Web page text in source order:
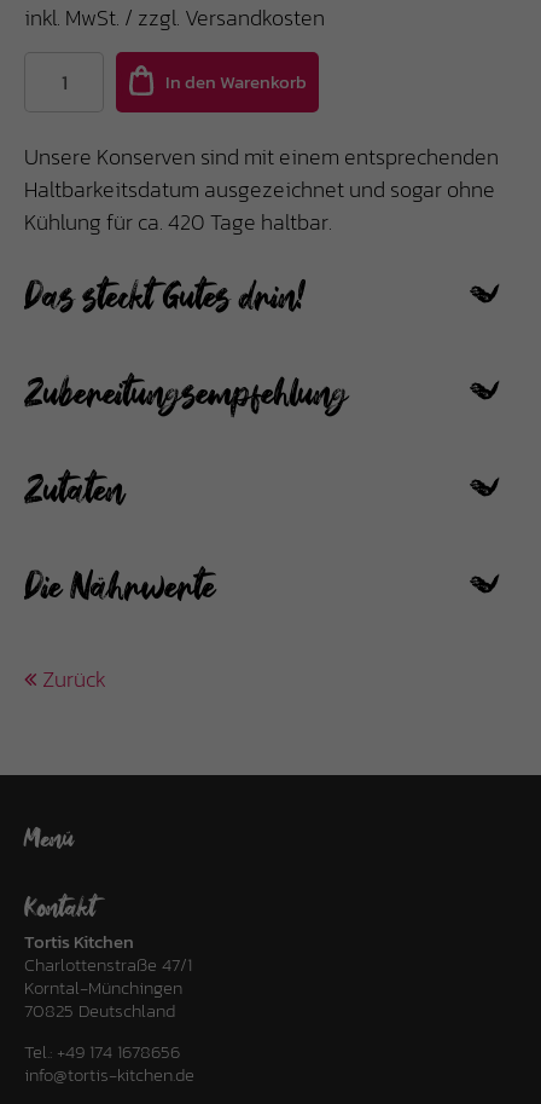
inkl. MwSt. / zzgl. Versandkosten
Unsere Konserven sind mit einem entsprechenden
Haltbarkeitsdatum ausgezeichnet und sogar ohne
Kühlung für ca. 420 Tage haltbar.
Das steckt Gutes drin!
Zubereitungsempfehlung
Zutaten
Die Nährwerte
Zurück
Menü
Kontakt
Tortis Kitchen
Charlottenstraße 47/1
Korntal-Münchingen
70825 Deutschland
Tel.: +49 174 1678656
info@tortis-kitchen.de